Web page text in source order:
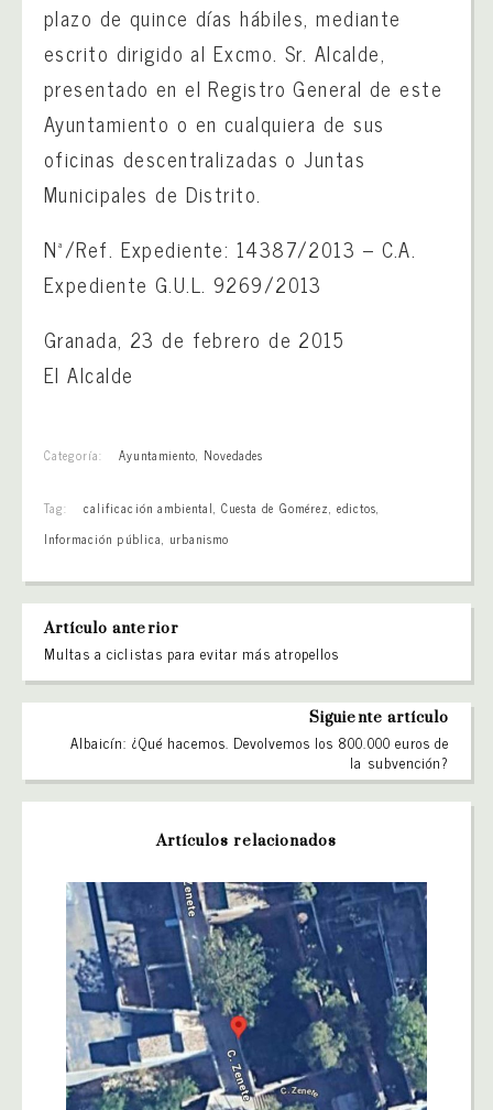
plazo de quince días hábiles, mediante
escrito dirigido al Excmo. Sr. Alcalde,
presentado en el Registro General de este
Ayuntamiento o en cualquiera de sus
oficinas descentralizadas o Juntas
Municipales de Distrito.
Nª/Ref. Expediente: 14387/2013 – C.A.
Expediente G.U.L. 9269/2013
Granada, 23 de febrero de 2015
El Alcalde
Categoría: Ayuntamiento, Novedades
Tag: calificación ambiental,Cuesta de Gomérez, edictos,
Información pública, urbanismo
Artículo anterior
Multas a ciclistas para evitar más atropellos
Siguiente artículo
Albaicín: ¿Qué hacemos. Devolvemos los 800.000 euros de
la subvención?
Artículos relacionados